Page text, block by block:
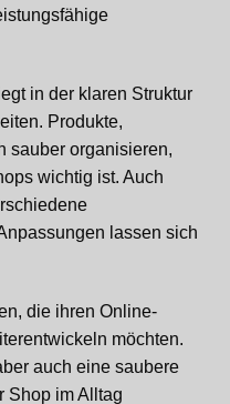
in der klaren Struktur
Produkte,
sauber organisieren,
wichtig ist. Auch
lassen sich
die ihren Online-
möchten.
auch eine saubere
Shop im Alltag